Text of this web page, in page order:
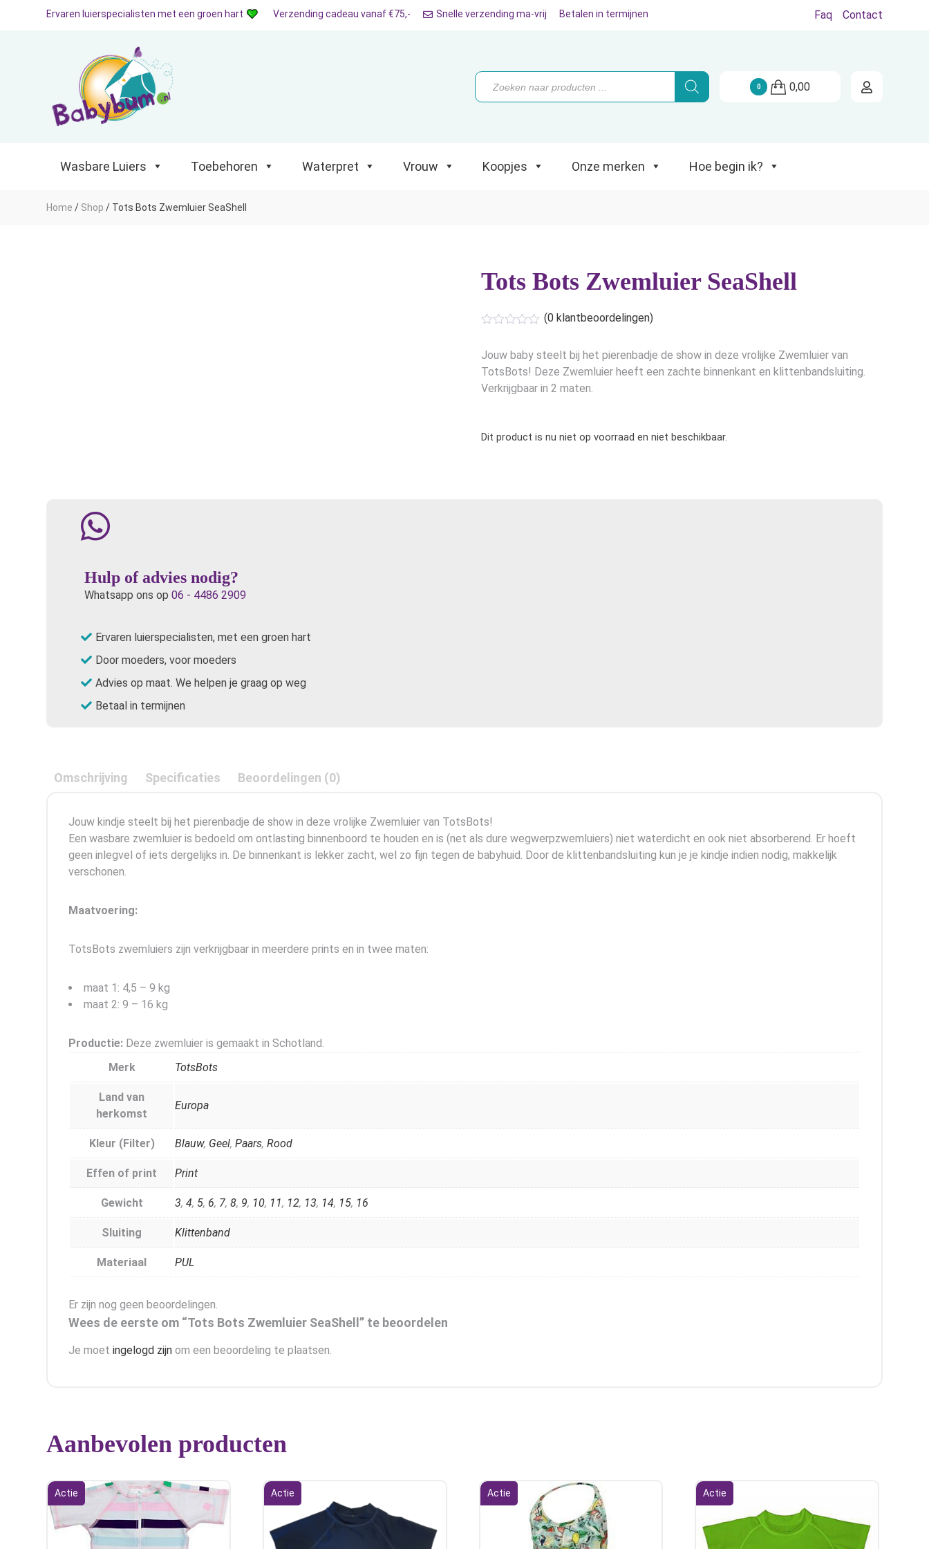
Wasbare Luiers Toebehoren Koopjes Onze merken Hoe begin ik?
Ervaren luierspecialisten met een groen hart Verzending cadeau vanaf €75,- Snelle verzending ma-vrij Betalen in termijnen Faq Contact
Producten
zoeken
0 0,00
Wasbare Luiers Toebehoren Waterpret Vrouw Koopjes Onze merken Hoe begin ik?
Home / Shop / Tots Bots Zwemluier SeaShell
Tots Bots Zwemluier SeaShell
(0klantbeoordelingen)
Jouw baby steelt bij het pierenbadje de show in deze vrolijke Zwemluier van
TotsBots! Deze Zwemluier heeft een zachte binnenkant en klittenbandsluiting.
Verkrijgbaar in 2 maten.
Dit product is nu niet op voorraad en niet beschikbaar.
Hulp of advies nodig?
Whatsapp ons op 06 - 4486 2909
Ervaren luierspecialisten, met een groen hart
Door moeders, voor moeders
Advies op maat. We helpen je graag op weg
Betaal in termijnen
Omschrijving Specificaties Beoordelingen (0)
Jouw kindje steelt bij het pierenbadje de show in deze vrolijke Zwemluier van TotsBots!
Een wasbare zwemluier is bedoeld om ontlasting binnenboord te houden en is (net als dure wegwerpzwemluiers) niet waterdicht en ook niet absorberend. Er hoeft
geen inlegvel of iets dergelijks in. De binnenkant is lekker zacht, wel zo fijn tegen de babyhuid. Door de klittenbandsluiting kun je je kindje indien nodig, makkelijk
verschonen.
Maatvoering:
TotsBots zwemluiers zijn verkrijgbaar in meerdere prints en in twee maten:
maat 1: 4,5 – 9 kg
maat 2: 9 – 16 kg
Productie: Deze zwemluier is gemaakt in Schotland.
Merk
TotsBots
Land van
herkomst
Europa
Kleur (Filter) Blauw, Geel, Paars, Rood
Effen of print Print
Gewicht 3, 4, 5, 6, 7, 8, 9, 10, 11, 12, 13, 14, 15, 16
Sluiting Klittenband
Materiaal PUL
Er zijn nog geen beoordelingen.
Wees de eerste om “Tots Bots Zwemluier SeaShell” te beoordelen
Je moet ingelogd zijn om een beoordeling te plaatsen.
Aanbevolen producten
Actie Actie Actie Actie